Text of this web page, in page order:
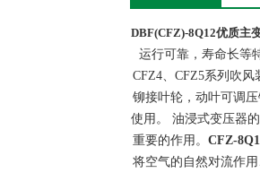
DBF(CFZ)-8Q12优质主
运行可靠，寿命长等
CFZ4、CFZ5系列吹风
铆接叶轮，动叶可调
使用。 油浸式变压器
重要的作用。 CFZ-
将空气的自然对流作